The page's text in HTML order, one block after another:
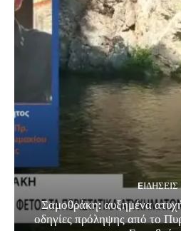
EΙΔΗΣΕΙΣ
Σαμοθράκη: αυξημένα
οδηγίες πρόληψης από το